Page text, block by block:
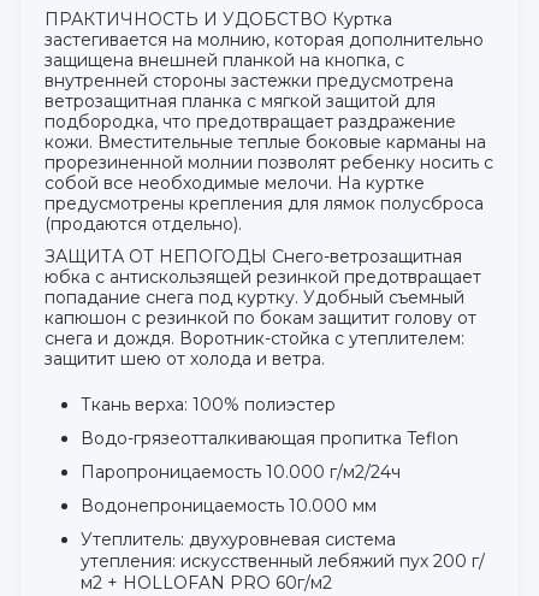
ПРАКТИЧНОСТЬ И УДОБСТВО Куртка
застегивается на молнию, которая дополнительно
защищена внешней планкой на кнопка, с
внутренней стороны застежки предусмотрена
ветрозащитная планка с мягкой защитой для
подбородка, что предотвращает раздражение
кожи. Вместительные теплые боковые карманы на
прорезиненной молнии позволят ребенку носить с
собой все необходимые мелочи. На куртке
предусмотрены крепления для лямок полусброса
(продаются отдельно).
ЗАЩИТА ОТ НЕПОГОДЫ Снего-ветрозащитная
юбка с антискользящей резинкой предотвращает
попадание снега под куртку. Удобный съемный
капюшон с резинкой по бокам защитит голову от
снега и дождя. Воротник-стойка с утеплителем:
защитит шею от холода и ветра.
Ткань верха: 100% полиэстер
Водо-грязеотталкивающая пропитка Teflon
Паропроницаемость 10.000 г/м2/24ч
Водонепроницаемость 10.000 мм
Утеплитель: двухуровневая система
утепления: искусственный лебяжий пух 200 г/
м2 + HOLLOFAN PRO 60г/м2